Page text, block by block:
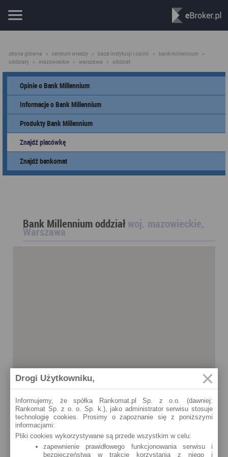
strona główna » centrum wiedzy » baza instytucji i opinii » bank millennium
»
oddziały » mazowieckie » warszawa » oddział
Opinie o Bank Millennium
Informacje o Bank Millennium
Produkty Bank Millennium
Znajdź placówkę
Znajdź bankomat
Bank Millennium oddziałwoj. mazowieckie,
Warszawa
Drogi Użytkowniku,
Informujemy, że spółka Rankomat.pl Sp. z o.o. (dawniej:
Rankomat Sp. z o. o. Sp. k.), jako administrator serwisu stosuje
technologię cookies. Prosimy o zapoznanie się z poniższymi
informacjami:
Pliki cookies wykorzystywane są przede wszystkim w celu:
zapewnienie prawidłowego funkcjonowania serwisu i
bezpieczeństwa w trakcie korzystania z niego i